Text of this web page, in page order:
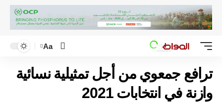
Aa
ترافع جمعوي من أجل تمثيلية نسائية
وازنة في انتخابات 2021